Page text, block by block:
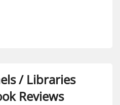
/ Libraries
Reviews